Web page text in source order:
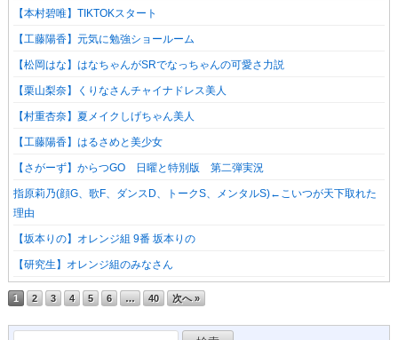
【本村碧唯】TIKTOKスタート
【工藤陽香】元気に勉強ショールーム
【松岡はな】はなちゃんがSRでなっちゃんの可愛さ力説
【栗山梨奈】くりなさんチャイナドレス美人
【村重杏奈】夏メイクしげちゃん美人
【工藤陽香】はるさめと美少女
【さがーず】からつGO 日曜と特別版 第二弾実況
指原莉乃(顔G、歌F、ダンスD、トークS、メンタルS)←こいつが天下取れた
理由
【坂本りの】オレンジ組 9番 坂本りの
【研究生】オレンジ組のみなさん
1 2 3 4 5 6 … 40 次へ »